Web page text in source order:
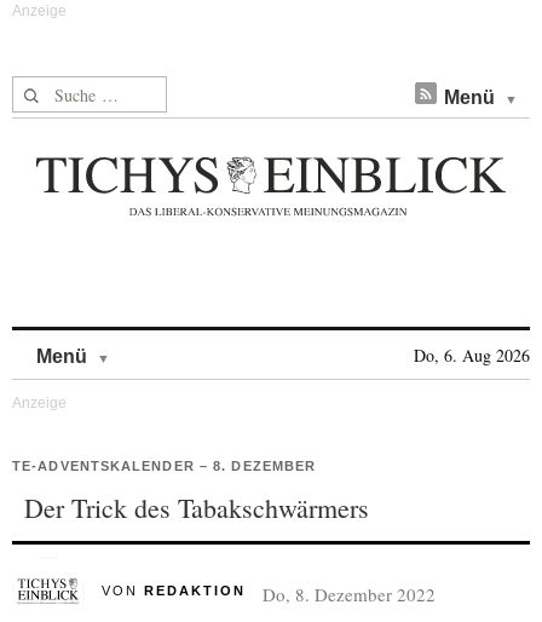
Suche nach: Menü
Menü Do, 6. Aug 2026
TE-ADVENTSKALENDER – 8. DEZEMBER
Der Trick des Tabakschwärmers
VON REDAKTION Do, 8. Dezember 2022